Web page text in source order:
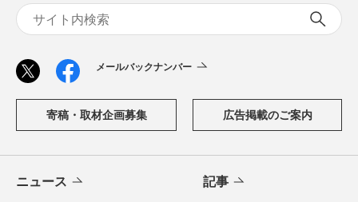
メールバックナンバー
寄稿・取材企画募集 広告掲載のご案内
ニュース 記事